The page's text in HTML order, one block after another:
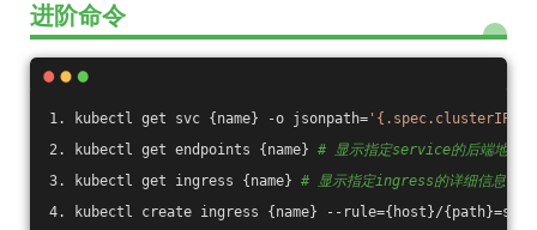
进阶命令
1. kubectl get svc {name} -o jsonpath= '{.spec.clusterIP}'
2. kubectl get endpoints {name} # 显示指定service的后端地址
3. kubectl get ingress {name} # 显示指定ingress的详细信息
4. kubectl create ingress {name} --rule={host}/